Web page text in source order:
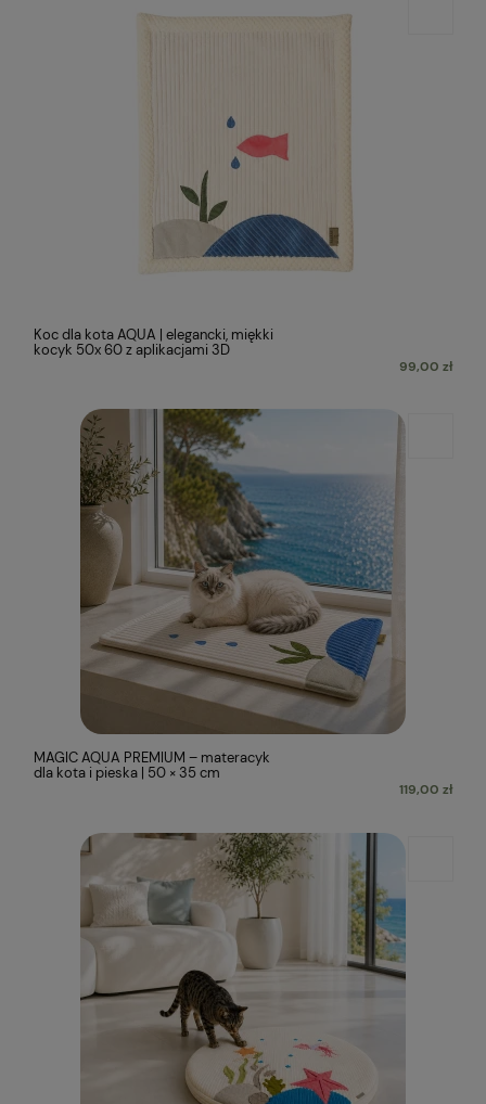
Koc dla kota AQUA | elegancki, miękki
kocyk 50x 60 z aplikacjami 3D
99,00 zł
MAGIC AQUA PREMIUM – materacyk
dla kota i pieska | 50 × 35 cm
119,00 zł